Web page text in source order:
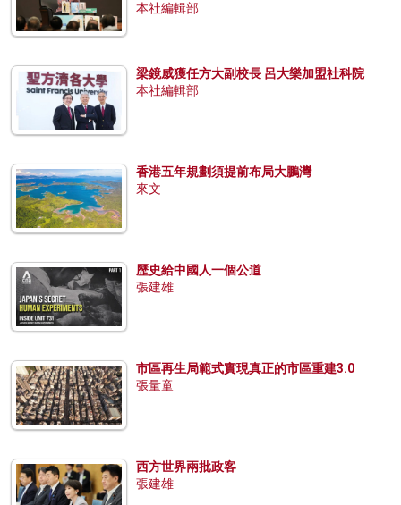
本社編輯部
梁鏡威獲任方大副校長 呂大樂加盟社科院
本社編輯部
香港五年規劃須提前布局大鵬灣
來文
歷史給中國人一個公道
張建雄
市區再生局範式實現真正的市區重建3.0
張量童
西方世界兩批政客
張建雄